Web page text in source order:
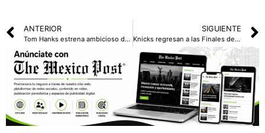
ANTERIOR
Tom Hanks estrena ambicioso documental sobre la Segunda Guerra Mundial
SIGUIENTE
Knicks regresan a las Finales de la NBA tras 27 años de ausencia